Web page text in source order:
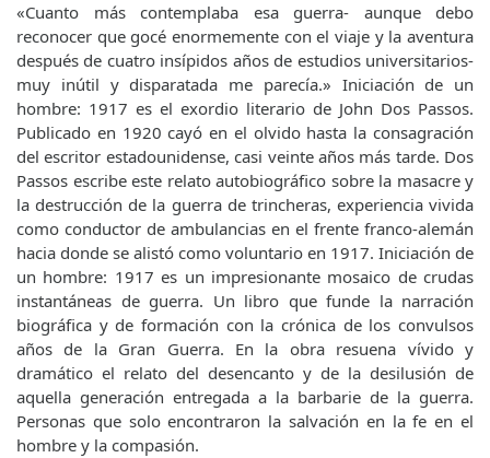
«Cuanto más contemplaba esa guerra- aunque debo
reconocer que gocé enormemente con el viaje y la aventura
después de cuatro insípidos años de estudios universitarios-
muy inútil y disparatada me parecía.» Iniciación de un
hombre: 1917 es el exordio literario de John Dos Passos.
Publicado en 1920 cayó en el olvido hasta la consagración
del escritor estadounidense, casi veinte años más tarde. Dos
Passos escribe este relato autobiográfico sobre la masacre y
la destrucción de la guerra de trincheras, experiencia vivida
como conductor de ambulancias en el frente franco-alemán
hacia donde se alistó como voluntario en 1917. Iniciación de
un hombre: 1917 es un impresionante mosaico de crudas
instantáneas de guerra. Un libro que funde la narración
biográfica y de formación con la crónica de los convulsos
años de la Gran Guerra. En la obra resuena vívido y
dramático el relato del desencanto y de la desilusión de
aquella generación entregada a la barbarie de la guerra.
Personas que solo encontraron la salvación en la fe en el
hombre y la compasión.